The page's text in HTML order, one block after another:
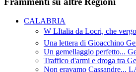
CALABRIA
W LItalia da Locri, che
Una lettera di Gioacchino
Un gemellaggio perfetto...
Traffico d'armi e droga tra
Non eravamo Cassandre...